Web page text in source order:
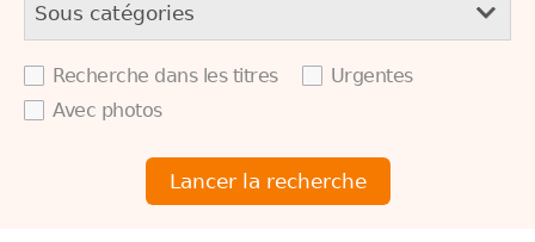
Recherche dans les titres
Urgentes
Avec photos